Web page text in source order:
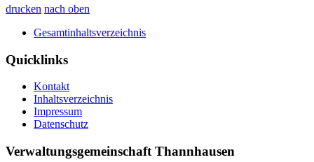
drucken nach oben
Gesamtinhaltsverzeichnis
Quicklinks
Kontakt
Inhaltsverzeichnis
Impressum
Datenschutz
Verwaltungsgemeinschaft Thannhausen